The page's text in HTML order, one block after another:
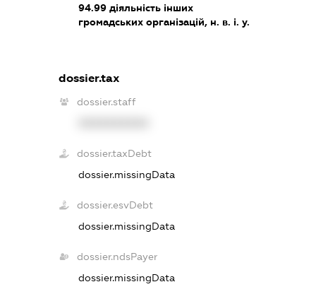
94.99діяльність інших
громадських організацій, н. в. і. у.
dossier.tax
dossier.staff
dossier.taxDebt
dossier.missingData
dossier.esvDebt
dossier.missingData
dossier.ndsPayer
dossier.missingData